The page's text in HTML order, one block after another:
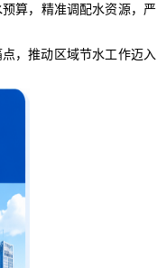
算，精准调配水资源，严
，推动区域节水工作迈入